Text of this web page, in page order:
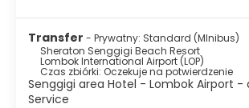
Transfer - Prywatny: Standard (MInibus)
Sheraton Senggigi Beach Resort
Lombok International Airport (LOP)
Czas zbiórki: Oczekuje na potwierdzenie
Senggigi area Hotel - Lombok Airport -
Service